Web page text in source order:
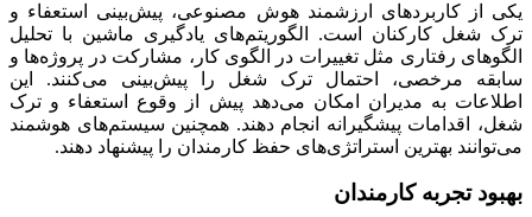
یکی از کاربردهای ارزشمند هوش مصنوعی، پیش‌بینی استعفاء و
ترک شغل کارکنان است. الگوریتم‌های یادگیری ماشین با تحلیل
الگوهای رفتاری مثل تغییرات در الگوی کار، مشارکت در پروژه‌ها و
سابقه مرخصی، احتمال ترک شغل را پیش‌بینی می‌کنند. این
اطلاعات به مدیران امکان می‌دهد پیش از وقوع استعفاء و ترک
شغل، اقدامات پیشگیرانه انجام دهند. همچنین سیستم‌های هوشمند
می‌توانند بهترین استراتژی‌های حفظ کارمندان را پیشنهاد دهند.
بهبود تجربه کارمندان